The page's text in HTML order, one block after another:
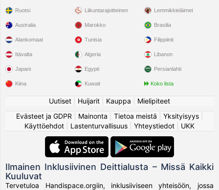
Ruotsi Liikuntarajoitteinen Lemmikkieläimet
Australia
Alankomaat
Itävalta
Japani
Kiina
Marokko
Tunisia
Algeria
Egypti
Kuwait
Brasilia
Filippiinit
Libanon
Persianlahti
Koko lista
Uutiset Huijarit Kauppa
Mielipiteet
Evästeet ja GDPR
Mainonta Tietoa meistä Yksityisyys|
Käyttöehdot
Lastenturvallisuus Yhteystiedot UKK
Ilmainen Inklusiivinen Deittialusta – Missä Kaikki
Kuuluvat
Tervetuloa Handispace.orgiin, inklusiiviseen yhteisöön, jossa